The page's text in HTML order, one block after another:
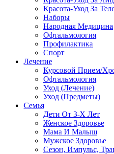
Красота-Уход За
Наборы
Народная Медицина
Офтальмология
Профилактика
Спорт
Лечение
Курсовой Прием/
Офтальмология
Уход (Лечение)
Уход (Предметы)
Семья
Дети От 3-Х Лет
Женское Здоровье
Мама И Малыш
Мужское Здоровье
Сезон, Импульс,